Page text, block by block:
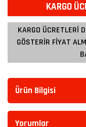
KARGO
KARGO ÜCRETLERİ
GÖSTERİR FİYAT
Ürün Bilgisi
Yorumlar